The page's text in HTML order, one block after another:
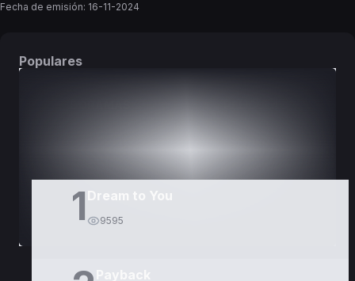
Fecha de emisión: 16-11-2024
Populares
1 Dream to You
9595